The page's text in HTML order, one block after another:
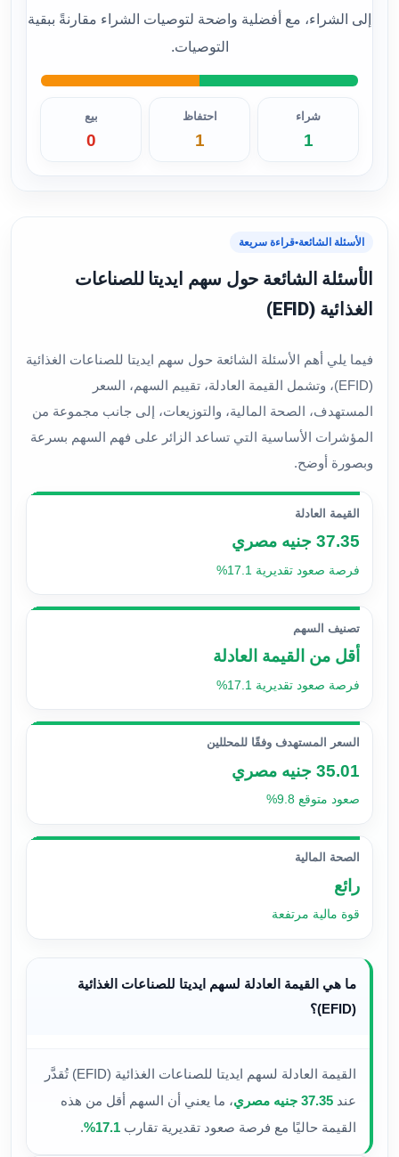
إلى الشراء، مع أفضلية واضحة لتوصيات الشراء مقارنةً ببقية
التوصيات.
شراء
1
احتفاظ
1
بيع
0
الأسئلة الشائعة•قراءة سريعة
الأسئلة الشائعة حول سهم ايديتا للصناعات
الغذائية (EFID)
فيما يلي أهم الأسئلة الشائعة حول سهم ايديتا للصناعات الغذائية
(EFID)، وتشمل القيمة العادلة، تقييم السهم، السعر
المستهدف، الصحة المالية، والتوزيعات، إلى جانب مجموعة من
المؤشرات الأساسية التي تساعد الزائر على فهم السهم بسرعة
وبصورة أوضح.
القيمة العادلة
37.35 جنيه مصري
فرصة صعود تقديرية 17.1%
تصنيف السهم
أقل من القيمة العادلة
فرصة صعود تقديرية 17.1%
السعر المستهدف وفقًا للمحللين
35.01 جنيه مصري
صعود متوقع 9.8%
الصحة المالية
رائع
قوة مالية مرتفعة
ما هي القيمة العادلة لسهم ايديتا للصناعات الغذائية
(EFID)؟
القيمة العادلة لسهم ايديتا للصناعات الغذائية (EFID) تُقدَّر
عند37.35 جنيه مصري
، ما يعني أن السهم أقل من هذه
القيمة حاليًا مع فرصة صعود تقديرية تقارب17.1%
.